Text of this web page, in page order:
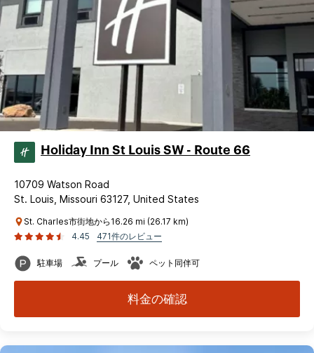
Holiday Inn St Louis SW - Route 66
10709 Watson Road
St. Louis, Missouri 63127, United States
St. Charles市街地から16.26 mi (26.17 km)
4.45
471件のレビュー
駐車場 プール ペット同伴可
料金の確認